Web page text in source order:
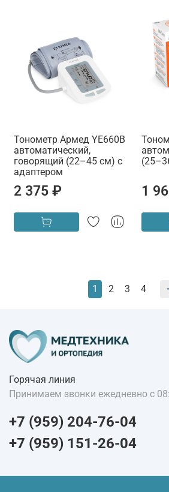
Тонометр Армед YE660B
автоматический,
говорящий (22–45 см) с
адаптером
2 375 ₽ 1
1 2 3 4
Горячая линия
Принимаем звонки ежедневно с
+7 (959) 204-76-04
+7 (959) 151-26-04